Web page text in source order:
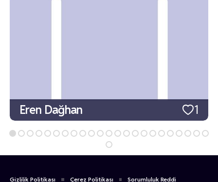
1
Eren Dağhan
Gizlilik Politikası Çerez Politikası Sorumluluk Reddi